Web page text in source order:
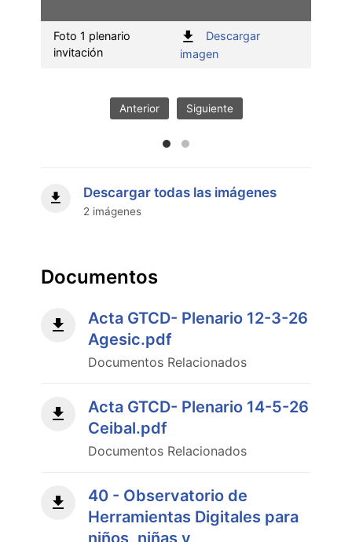
Foto 1 plenario
invitación
Descargar
imagen:
plenario
invitación"
Anterior Siguiente
Descargar todas las imágenes
2 imágenes
Documentos
Acta GTCD- Plenario 12-3-26
Agesic.pdf
Documentos Relacionados
Acta GTCD- Plenario 14-5-26
Ceibal.pdf
Documentos Relacionados
40 - Observatorio de
Herramientas Digitales para
niños, niñas y